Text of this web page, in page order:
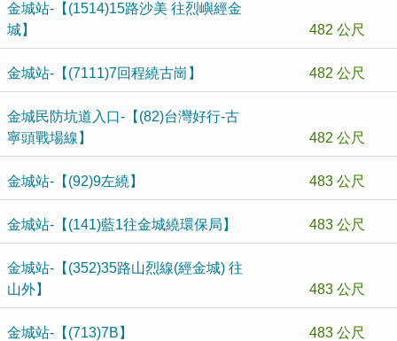
金城站-【(1514)15路沙美 往烈嶼經金
城】
482 公尺
金城站-【(7111)7回程繞古崗】 482 公尺
金城民防坑道入口-【(82)台灣好行-古
寧頭戰場線】
482 公尺
金城站-【(92)9左繞】 483 公尺
金城站-【(141)藍1往金城繞環保局】 483 公尺
金城站-【(352)35路山烈線(經金城) 往
山外】
483 公尺
金城站-【(713)7B】 483 公尺